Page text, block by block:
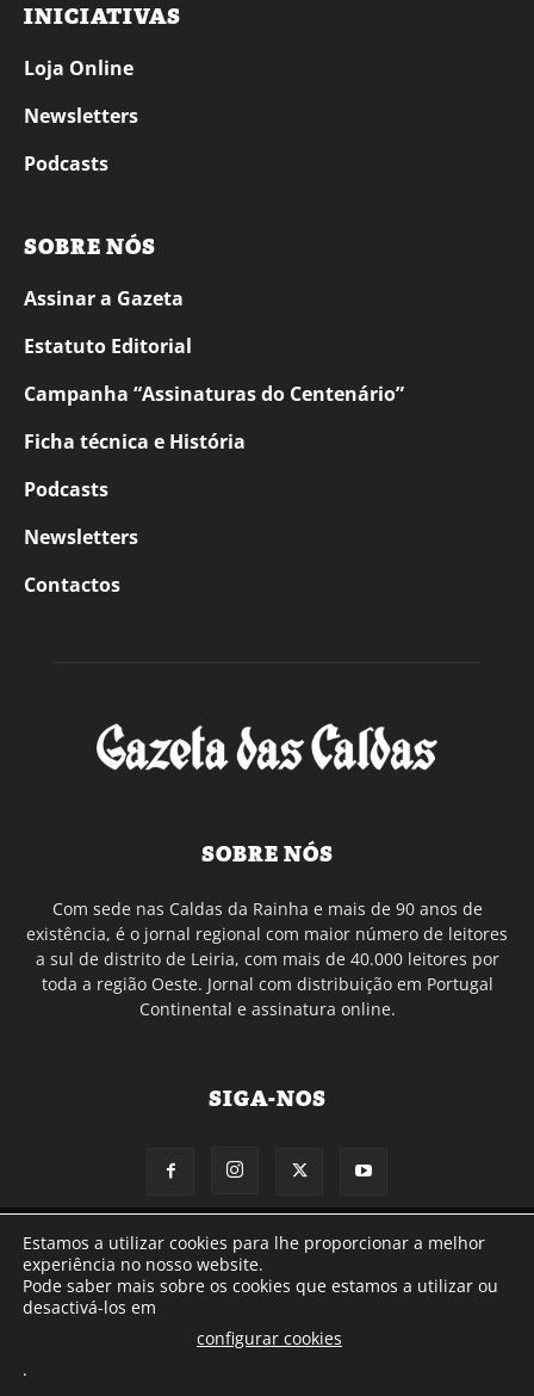
INICIATIVAS
Loja Online
Newsletters
Podcasts
SOBRE NÓS
Assinar a Gazeta
Estatuto Editorial
Campanha “Assinaturas do Centenário”
Ficha técnica e História
Podcasts
Newsletters
Contactos
SOBRE NÓS
Com sede nas Caldas da Rainha e mais de 90 anos de
existência, é o jornal regional com maior número de leitores
a sul de distrito de Leiria, com mais de 40.000 leitores por
toda a região Oeste. Jornal com distribuição em Portugal
Continental e assinatura online.
SIGA-NOS
© Gazeta das Caldas - 2026
Estamos a utilizar cookies para lhe proporcionar a melhor
experiência no nosso website.
Pode saber mais sobre os cookies que estamos a utilizar ou
desactivá-los em
configurar cookies
.